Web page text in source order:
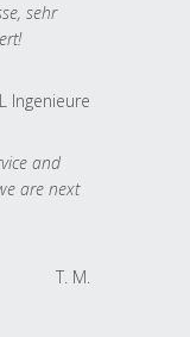
sehr
Ingenieure
and
are next
T. M.